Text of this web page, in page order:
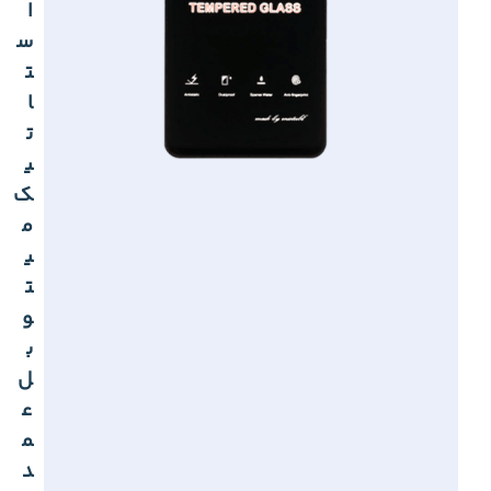
ا
س
ت
ا
ت
ی
ک
م
ی
ت
و
ب
ل
ع
م
د